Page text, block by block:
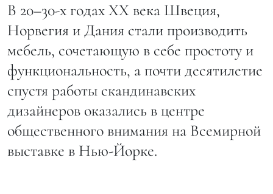
В 20–30-х годах XX века Швеция,
Норвегия и Дания стали производить
мебель, сочетающую в себе простоту и
функциональность, а почти десятилетие
спустя работы скандинавских
дизайнеров оказались в центре
общественного внимания на Всемирной
выставке в Нью-Йорке.